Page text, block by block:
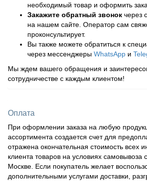
необходимый товар и оформить
Закажите обратный звонок через
на нашем сайте. Оператор сам
проконсультирует.
Вы также можете обратиться к
через мессенджеры WhatsApp и
Мы ждем вашего обращения и
сотрудничестве с каждым клиентом!
Оплата
При оформлении заказа на любую
ассортимента создается счет для
отражена окончательная стоимость всех
клиента товаров на условиях самовывоза
Москве. Если покупатель желает
дополнительными услугами доставки,